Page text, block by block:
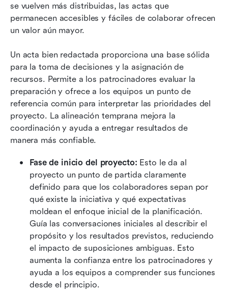
se vuelven más distribuidas, las actas que
permanecen accesibles y fáciles de colaborar ofrecen
un valor aún mayor.
Un acta bien redactada proporciona una base sólida
para la toma de decisiones y la asignación de
recursos. Permite a los patrocinadores evaluar la
preparación y ofrece a los equipos un punto de
referencia común para interpretar las prioridades del
proyecto. La alineación temprana mejora la
coordinación y ayuda a entregar resultados de
manera más confiable.
Fase de inicio del proyecto: Esto le da al
proyecto un punto de partida claramente
definido para que los colaboradores sepan por
qué existe la iniciativa y qué expectativas
moldean el enfoque inicial de la planificación.
Guía las conversaciones iniciales al describir el
propósito y los resultados previstos, reduciendo
el impacto de suposiciones ambiguas. Esto
aumenta la confianza entre los patrocinadores y
ayuda a los equipos a comprender sus funciones
desde el principio.